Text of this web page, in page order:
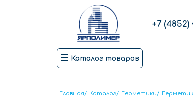
+7 (4852)
Каталог товаров
Главная/ Каталог/ Герметики/